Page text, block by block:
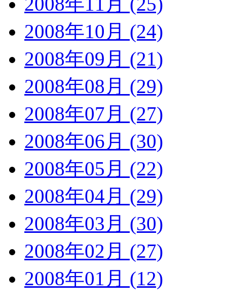
2008年10月 (24)
2008年09月 (21)
2008年08月 (29)
2008年07月 (27)
2008年06月 (30)
2008年05月 (22)
2008年04月 (29)
2008年03月 (30)
2008年02月 (27)
2008年01月 (12)